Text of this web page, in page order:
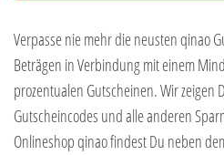
Verpasse nie mehr die neusten qinao
Beträgen in Verbindung mit einem
prozentualen Gutscheinen. Wir zeigen
Gutscheincodes und alle anderen
Onlineshop qinao findest Du neben